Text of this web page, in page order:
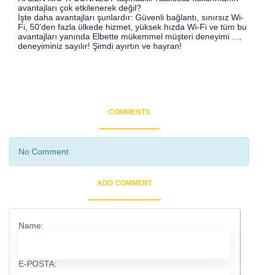
avantajları çok etkilenerek değil?
İşte daha avantajları şunlardır: Güvenli bağlantı, sınırsız Wi-
Fi, 50'den fazla ülkede hizmet, yüksek hızda Wi-Fi ve tüm bu
avantajları yanında Elbette mükemmel müşteri deneyimi ...,
deneyiminiz sayılır! Şimdi ayırtın ve hayran!
COMMENTS
No Comment
ADD COMMENT
Name:
E-POSTA: